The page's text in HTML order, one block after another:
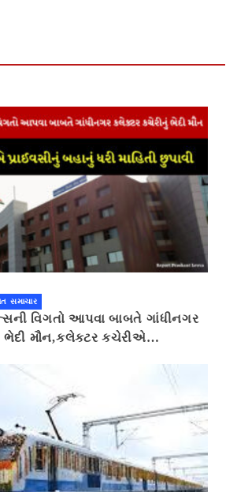
સમાચાર
વિગતો આપવા બાબતે ગાંધીનગર
મૌન,કલેક્ટર કચેરીએ